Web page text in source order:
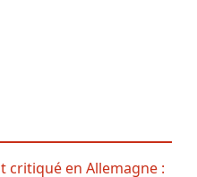
critiqué en Allemagne :